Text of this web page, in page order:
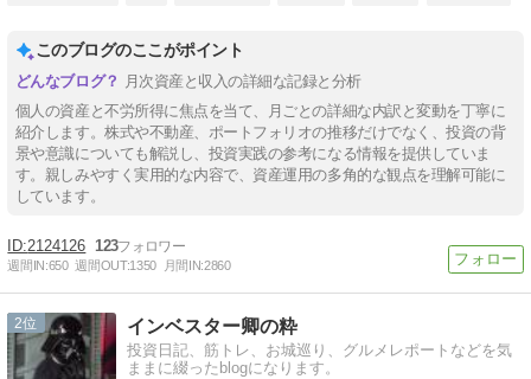
このブログのここがポイント
月次資産と収入の詳細な記録と分析
個人の資産と不労所得に焦点を当て、月ごとの詳細な内訳と変動を丁寧に
紹介します。株式や不動産、ポートフォリオの推移だけでなく、投資の背
景や意識についても解説し、投資実践の参考になる情報を提供していま
す。親しみやすく実用的な内容で、資産運用の多角的な観点を理解可能に
しています。
2124126 123
週間IN:650 週間OUT:1350 月間IN:2860
2 インベスター卿の粋
投資日記、筋トレ、お城巡り、グルメレポートなどを気
ままに綴ったblogになります。